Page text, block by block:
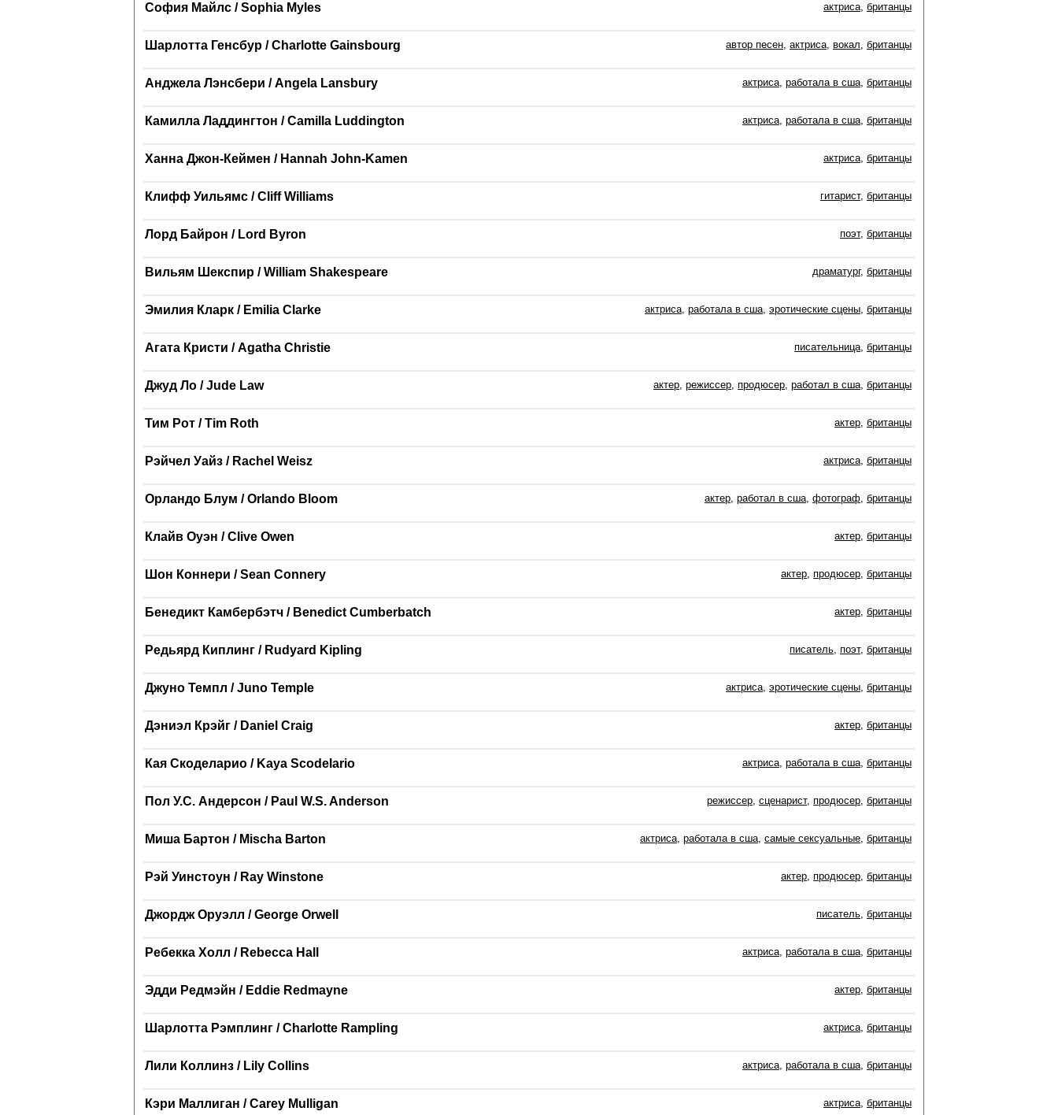
София Майлс / Sophia Myles актриса, британцы
Шарлотта Генсбур / Charlotte Gainsbourg автор песен, актриса, вокал, британцы
Анджела Лэнсбери / Angela Lansbury актриса, работала в сша, британцы
Камилла Ладдингтон / Camilla Luddington актриса, работала в сша, британцы
Ханна Джон-Кеймен / Hannah John-Kamen актриса, британцы
Клифф Уильямс / Cliff Williams гитарист, британцы
Лорд Байрон / Lord Byron поэт, британцы
Вильям Шекспир / William Shakespeare драматург, британцы
Эмилия Кларк / Emilia Clarke актриса, работала в сша, эротические сцены, британцы
Агата Кристи / Agatha Christie писательница, британцы
Джуд Ло / Jude Law актер, режиссер, продюсер, работал в сша, британцы
Тим Рот / Tim Roth актер, британцы
Рэйчел Уайз / Rachel Weisz актриса, британцы
Орландо Блум / Orlando Bloom актер, работал в сша, фотограф, британцы
Клайв Оуэн / Clive Owen актер, британцы
Шон Коннери / Sean Connery актер, продюсер, британцы
Бенедикт Камбербэтч / Benedict Cumberbatch актер, британцы
Редьярд Киплинг / Rudyard Kipling писатель, поэт, британцы
Джуно Темпл / Juno Temple актриса, эротические сцены, британцы
Дэниэл Крэйг / Daniel Craig актер, британцы
Кая Скоделарио / Kaya Scodelario актриса, работала в сша, британцы
Пол У.С. Андерсон / Paul W.S. Anderson режиссер, сценарист, продюсер, британцы
Миша Бартон / Mischa Barton актриса, работала в сша, самые сексуальные, британцы
Рэй Уинстоун / Ray Winstone актер, продюсер, британцы
Джордж Оруэлл / George Orwell писатель, британцы
Ребекка Холл / Rebecca Hall актриса, работала в сша, британцы
Эдди Редмэйн / Eddie Redmayne актер, британцы
Шарлотта Рэмплинг / Charlotte Rampling актриса, британцы
Лили Коллинз / Lily Collins актриса, работала в сша, британцы
Кэри Маллиган / Carey Mulligan актриса, британцы